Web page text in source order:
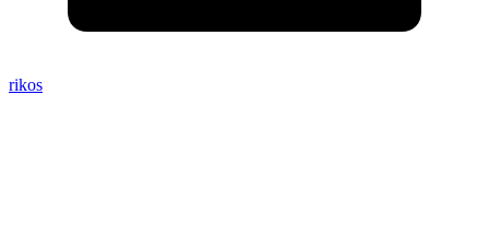
rikos